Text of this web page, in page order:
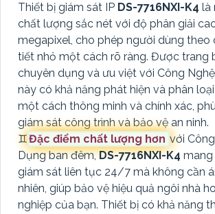
Thiết bị giám sát IP DS-7716NXI-K4 là
chất lượng sắc nét với độ phân giải
megapixel, cho phép người dùng theo
tiết nhỏ một cách rõ ràng. Được trang
chuyên dụng và ưu việt với Công
này có khả năng phát hiện và phân
một cách thông minh và chính xác,
giám sát công trình và bảo vệ an ninh.
♊Đặc điểm chất lượng hơn với
Dụng ban đêm,DS-7716NXI-K4 mang
giám sát liên tục 24/7 mà không cần
nhiên, giúp bảo vệ hiệu quả ngôi nhà
nghiệp của bạn. Thiết bị có khả năng